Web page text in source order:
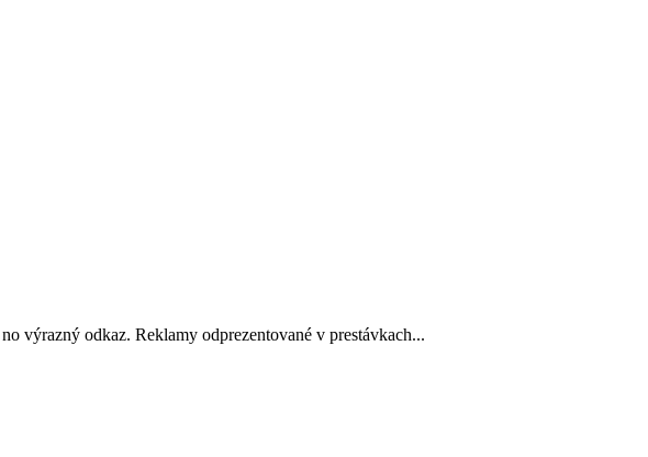
výrazný odkaz. Reklamy odprezentované v prestávkach...